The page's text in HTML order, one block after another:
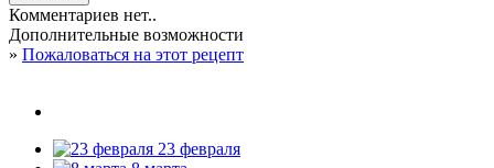
Комментариев нет..
Дополнительные возможности
» Пожаловаться на этот рецепт
23 февраля